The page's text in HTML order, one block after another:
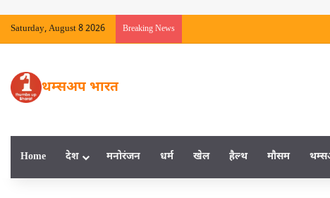
Saturday, August 8 2026 Breaking News
थम्सअप भारत
Home देश मनाेरंजन धर्म खेल हैल्‍थ मौसम